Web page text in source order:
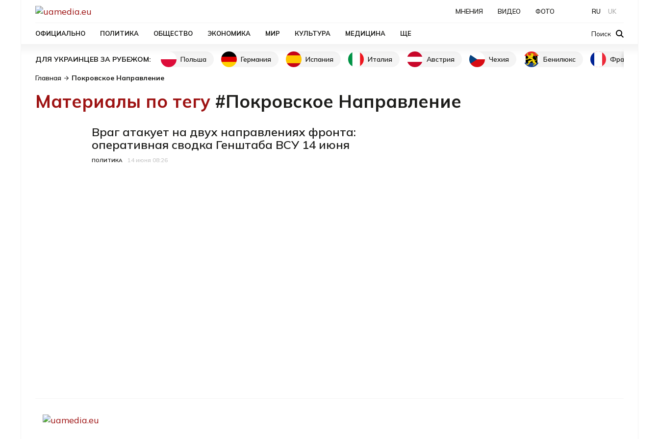
МНЕНИЯ ВИДЕО ФОТО
ОФИЦИАЛЬНО ПОЛИТИКА ОБЩЕСТВО ЭКОНОМИКА МИР КУЛЬТУРА МЕДИЦИНА ЩЕ
RU UK
Поиск
ДЛЯ УКРАИНЦЕВ ЗА РУБЕЖОМ: Польша Германия Испания Италия Австрия Чехия Бенилюкс Франция
Главная Покровское Направление
Материалы по тегу #Покровское Направление
Враг атакует на двух направлениях фронта:
оперативная сводка Генштаба ВСУ 14 июня
Категория
ПОЛИТИКА
Дата публикации
14 июня 08:26